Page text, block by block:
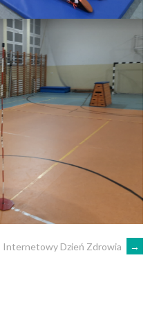
Internetowy Dzień Zdrowia →